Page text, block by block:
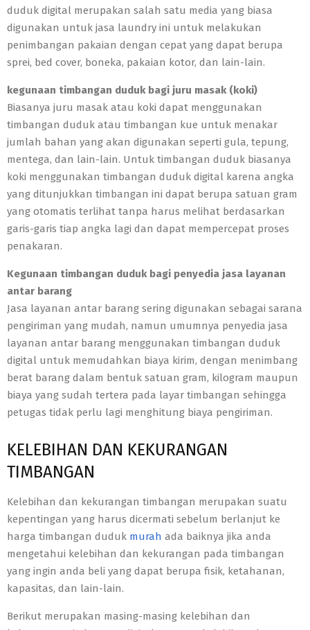
duduk digital merupakan salah satu media yang biasa
digunakan untuk jasa laundry ini untuk melakukan
penimbangan pakaian dengan cepat yang dapat berupa
sprei, bed cover, boneka, pakaian kotor, dan lain-lain.
kegunaan timbangan duduk bagi juru masak (koki)
Biasanya juru masak atau koki dapat menggunakan
timbangan duduk atau timbangan kue untuk menakar
jumlah bahan yang akan digunakan seperti gula, tepung,
mentega, dan lain-lain. Untuk timbangan duduk biasanya
koki menggunakan timbangan duduk digital karena angka
yang ditunjukkan timbangan ini dapat berupa satuan gram
yang otomatis terlihat tanpa harus melihat berdasarkan
garis-garis tiap angka lagi dan dapat mempercepat proses
penakaran.
Kegunaan timbangan duduk bagi penyedia jasa layanan
antar barang
Jasa layanan antar barang sering digunakan sebagai sarana
pengiriman yang mudah, namun umumnya penyedia jasa
layanan antar barang menggunakan timbangan duduk
digital untuk memudahkan biaya kirim, dengan menimbang
berat barang dalam bentuk satuan gram, kilogram maupun
biaya yang sudah tertera pada layar timbangan sehingga
petugas tidak perlu lagi menghitung biaya pengiriman.
KELEBIHAN DAN KEKURANGAN
TIMBANGAN
Kelebihan dan kekurangan timbangan merupakan suatu
kepentingan yang harus dicermati sebelum berlanjut ke
harga timbangan duduk murah ada baiknya jika anda
mengetahui kelebihan dan kekurangan pada timbangan
yang ingin anda beli yang dapat berupa fisik, ketahanan,
kapasitas, dan lain-lain.
Berikut merupakan masing-masing kelebihan dan